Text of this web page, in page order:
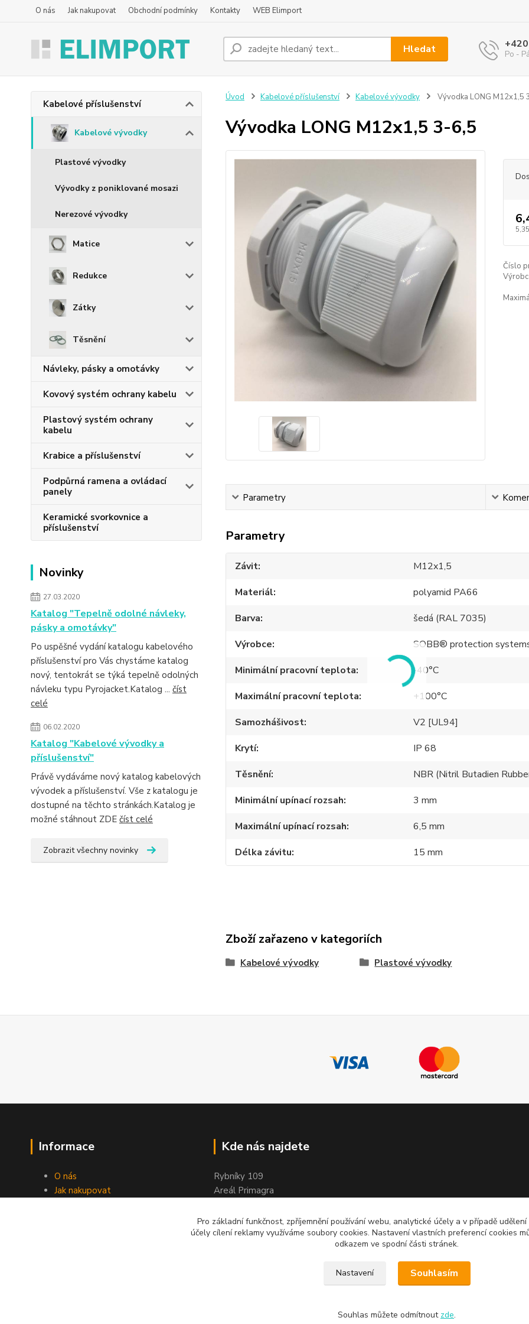
O nás Jak nakupovat Obchodní podmínky Kontakty WEB Elimport
Hledat Po -
Kabelové příslušenství
Kabelové vývodky
Plastové vývodky
Vývodky z poniklované mosazi
Nerezové vývodky
Matice
Redukce
Zátky
Těsnění
Návleky, pásky a omotávky
Kovový systém ochrany kabelu
Plastový systém ochrany
kabelu
Krabice a příslušenství
Podpůrná ramena a ovládací
panely
Keramické svorkovnice a
příslušenství
Novinky
27.03.2020
Katalog "Tepelně odolné návleky,
pásky a omotávky"
Po uspěšné vydání katalogu kabelového
příslušenství pro Vás chystáme katalog
nový, tentokrát se týká tepelně odolných
návleku typu Pyrojacket.Katalog ... číst
celé
06.02.2020
Katalog "Kabelové vývodky a
příslušenství"
Právě vydáváme nový katalog kabelových
vývodek a příslušenství. Vše z katalogu je
dostupné na těchto stránkách.Katalog je
možné stáhnout ZDE číst celé
Zobrazit všechny novinky
Úvod Kabelové příslušenství Kabelové vývodky Vývodka LONG M12x1,5
Vývodka LONG M12x1,5 3-6,5
Číslo
Parametry
Parametry
Závit
M12x1,5
Materiál
polyamid PA66
Barva
šedá (RAL 7035)
Výrobce
SOBB® protection
Minimální pracovní teplota
-40°C
Maximální pracovní teplota
+100°C
Samozhášivost
V2 [UL94]
Krytí
IP 68
Těsnění
NBR (Nitril Butadien
Minimální upínací rozsah
3 mm
Maximální upínací rozsah
6,5 mm
Délka závitu
15 mm
Zboží zařazeno v kategoriích
Kabelové vývodky Plastové vývodky
Informace
O nás
Jak nakupovat
Kde nás najdete
Rybníky 109
Areál Primagra
Pro základní funkčnost, zpříjemnění používání webu, analytické účely a v případě
účely cílení reklamy využíváme soubory cookies. Nastavení vlastních preferencí cookies
odkazem ve spodní části stránek.
Nastavení Souhlasím
Souhlas můžete odmítnout zde.